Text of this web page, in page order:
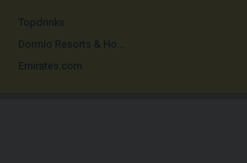
Topdrinks
Dormio Resorts & Ho...
Emirates.com